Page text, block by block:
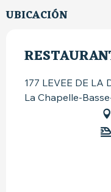
UBICACIÓN
177 LEVEE DE LA
La Chapelle-